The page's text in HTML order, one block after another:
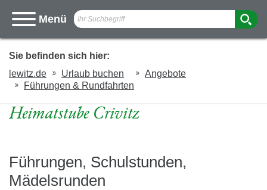
Menü
Ich
suche
nach
Sie befinden sich hier:
lewitz.de
Urlaub buchen
Angebote
Führungen & Rundfahrten
Heimatstube Crivitz
Führungen, Schulstunden,
Mädelsrunden